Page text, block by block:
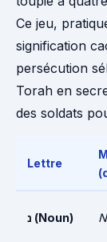
Ce jeu,
signification
persécution
Torah en
des soldats
Lettre
נ (Noun)